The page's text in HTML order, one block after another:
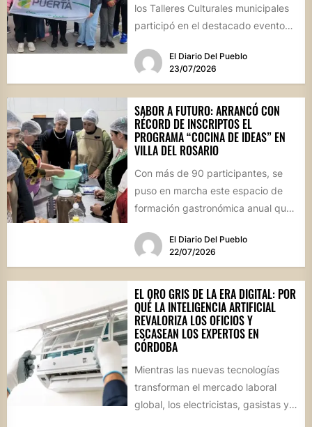
los Talleres Culturales municipales
participó en el destacado evento
cordobesa,...El Diario Del Pueblo
23/07/2026
SABOR A FUTURO: ARRANCÓ CON
RÉCORD DE INSCRIPTOS EL
PROGRAMA “COCINA DE IDEAS” EN
VILLA DEL ROSARIO
Con más de 90 participantes, se
puso en marcha este espacio de
formación gastronómica anual que
culinarias...El Diario Del Pueblo
22/07/2026
EL ORO GRIS DE LA ERA DIGITAL: POR
QUÉ LA INTELIGENCIA ARTIFICIAL
REVALORIZA LOS OFICIOS Y
ESCASEAN LOS EXPERTOS EN
CÓRDOBA
Mientras las nuevas tecnologías
transforman el mercado laboral
global, los electricistas, gasistas y